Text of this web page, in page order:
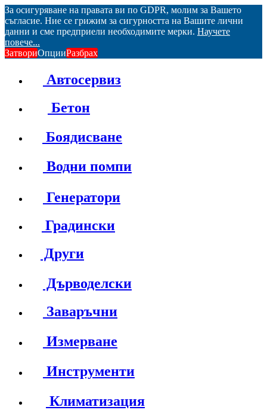
За осигуряване на правата ви по GDPR, молим за Вашето
съгласие. Ние се грижим за сигурността на Вашите лични
данни и сме предприели необходимите мерки. Научете
повече...
ЗатвориОпцииРазбрах
Автосервиз
Бетон
Боядисване
Водни помпи
Генератори
Градински
Други
Дърводелски
Заваръчни
Измерване
Инструменти
Климатизация